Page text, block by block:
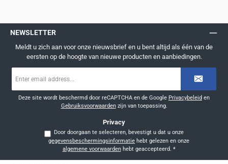
NEWSLETTER
Meldt u zich aan voor onze nieuwsbrief en u bent altijd als één van de
eersten op de hoogte van nieuwe producten en aanbiedingen.
mailadres
Deze site wordt beschermd door reCAPTCHA en de Google Privacybeleid en
Gebruiksvoorwaardenzijn van toepassing.
Privacy
Door doorgaan te selecteren, bevestigt u dat u onze
gegevensbeschermingsinformatie
algemene voorwaardenhebt geaccepteerd. *